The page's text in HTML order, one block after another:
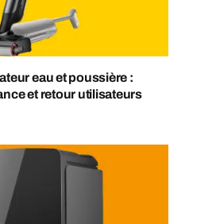
eau et poussière :
et retour utilisateurs